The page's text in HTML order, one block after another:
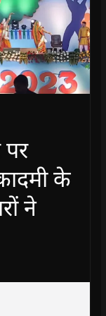
के
ने